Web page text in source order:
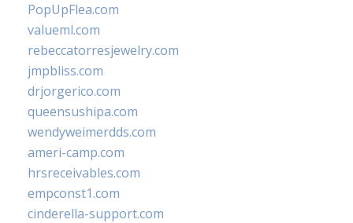
PopUpFlea.com
valueml.com
rebeccatorresjewelry.com
jmpbliss.com
drjorgerico.com
queensushipa.com
wendyweimerdds.com
ameri-camp.com
hrsreceivables.com
empconst1.com
cinderella-support.com